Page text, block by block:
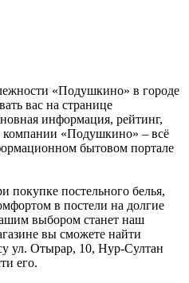
«Подушкино» в городе
вас на странице
информация, рейтинг,
«Подушкино» – всё
бытовом портале
покупке постельного белья,
в постели на долгие
выбором станет наш
вы сможете найти
ул. Отырар, 10, Нур-Султан
его.